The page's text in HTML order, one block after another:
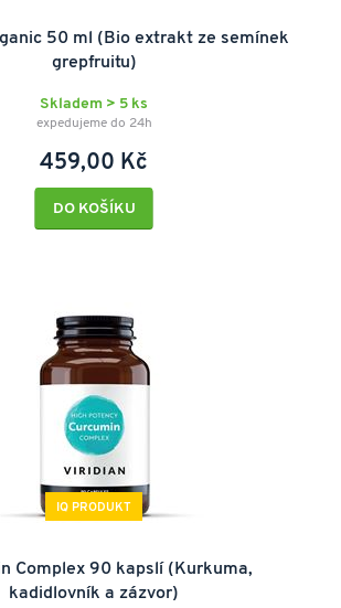
50 ml (Bio extrakt ze semínek
grepfruitu)
Skladem > 5 ks
expedujeme do 24h
459,00 Kč
DO KOŠÍKU
IQ PRODUKT
Complex 90 kapslí (Kurkuma,
kadidlovník a zázvor)